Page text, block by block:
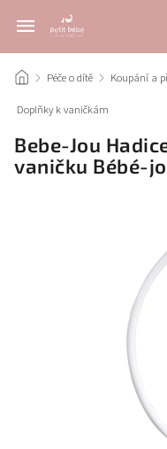
/ Péče o dítě / Koupání a
Doplňky k vaničkám
Bebe-Jou
vaničku Bébé-